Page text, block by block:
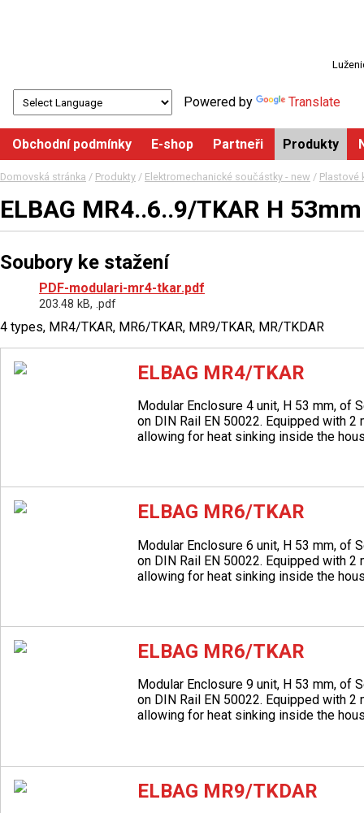
Powered by Translate
Obchodní podmínky E-shop Partneři Produkty
Domovská stránka / Produkty / Elektromechanické součástky - new / Plastové
ELBAG MR4..6..9/TKAR H 53mm
Soubory ke stažení
PDF-modulari-mr4-tkar.pdf
203.48 kB, .pdf
4 types, MR4/TKAR, MR6/TKAR, MR9/TKAR, MR/TKDAR
ELBAG MR4/TKAR
Modular Enclosure 4 unit, H 53 mm, of
on DIN Rail EN 50022. Equipped with
allowing for heat sinking inside the
ELBAG MR6/TKAR
Modular Enclosure 6 unit, H 53 mm, of
on DIN Rail EN 50022. Equipped with
allowing for heat sinking inside the
ELBAG MR6/TKAR
Modular Enclosure 9 unit, H 53 mm, of
on DIN Rail EN 50022. Equipped with
allowing for heat sinking inside the
ELBAG MR9/TKDAR